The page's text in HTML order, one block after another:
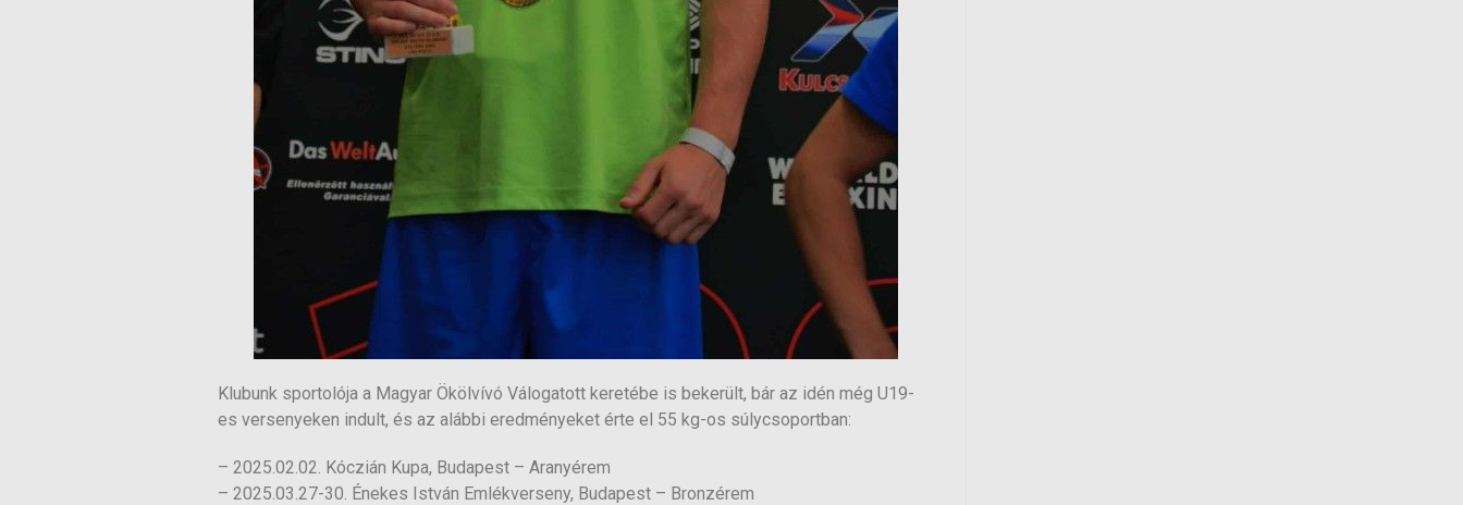
Klubunk sportolója a Magyar Ökölvívó Válogatott keretébe is bekerült, bár az idén még U19-
es versenyeken indult, és az alábbi eredményeket érte el 55 kg-os súlycsoportban:
– 2025.02.02. Kóczián Kupa, Budapest – Aranyérem
– 2025.03.27-30. Énekes István Emlékverseny, Budapest – Bronzérem